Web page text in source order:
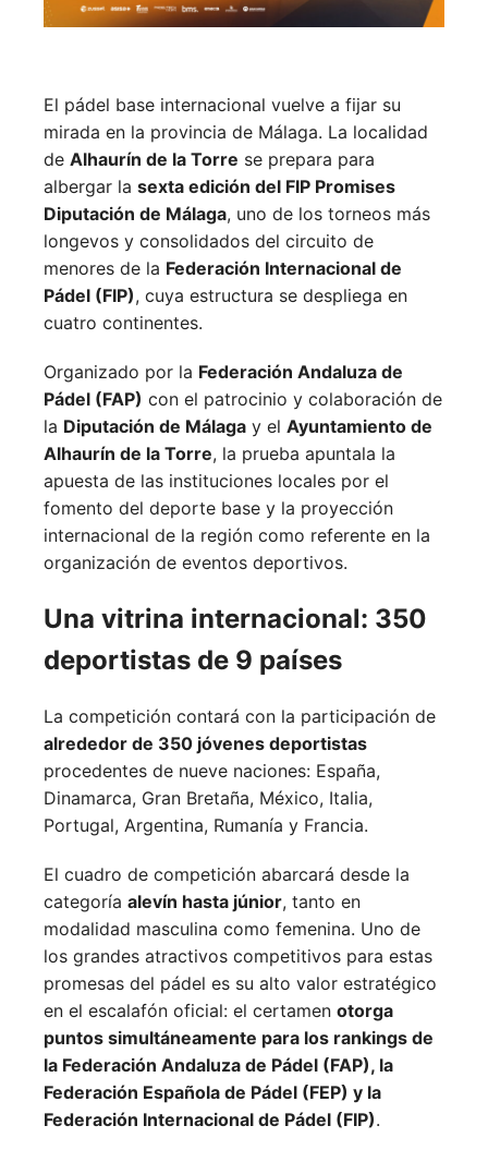
El pádel base internacional vuelve a fijar su
mirada en la provincia de Málaga. La localidad
de Alhaurín de la Torre se prepara para
albergar la sexta edición del FIP Promises
Diputación de Málaga, uno de los torneos más
longevos y consolidados del circuito de
menores de la Federación Internacional de
Pádel (FIP), cuya estructura se despliega en
cuatro continentes.
Organizado por la Federación Andaluza de
Pádel (FAP) con el patrocinio y colaboración de
la Diputación de Málaga y el Ayuntamiento de
Alhaurín de la Torre, la prueba apuntala la
apuesta de las instituciones locales por el
fomento del deporte base y la proyección
internacional de la región como referente en la
organización de eventos deportivos.
Una vitrina internacional: 350
deportistas de 9 países
La competición contará con la participación de
alrededor de 350 jóvenes deportistas
procedentes de nueve naciones: España,
Dinamarca, Gran Bretaña, México, Italia,
Portugal, Argentina, Rumanía y Francia.
El cuadro de competición abarcará desde la
categoría alevín hasta júnior, tanto en
modalidad masculina como femenina. Uno de
los grandes atractivos competitivos para estas
promesas del pádel es su alto valor estratégico
en el escalafón oficial: el certamen otorga
puntos simultáneamente para los rankings de
la Federación Andaluza de Pádel (FAP), la
Federación Española de Pádel (FEP) y la
Federación Internacional de Pádel (FIP).